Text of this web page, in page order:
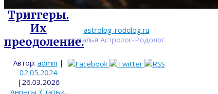
astrolog-rodolog.ru
Наталья Астролог-Родолог
Триггеры.
Их
преодоление.
Автор: admin |
02.05.2024
| 26.03.2026
Анонсы. Статьи,